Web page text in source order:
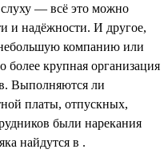
слуху — всё это можно
и надёжности. И другое,
небольшую компанию или
более крупная организация
Выполняются ли
платы, отпускных,
были нарекания
найдутся в .